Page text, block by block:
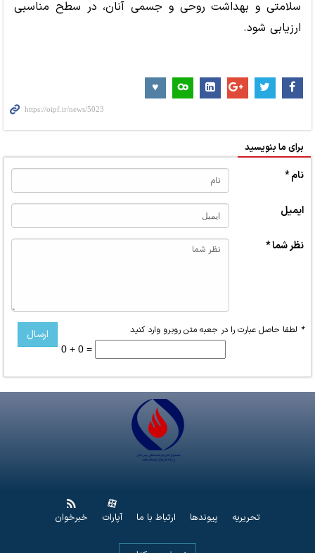
سلامتی و بهداشت روحی و جسمی آنان، در سطح مناسبی
ارزیابی شود.
برای ما بنویسید
نام *
ایمیل
نظر شما *
* لطفا حاصل عبارت را در جعبه متن روبرو وارد کنید
0 + 0 =
تحریریه پیوندها ارتباط با ما آپارات خبرخوان